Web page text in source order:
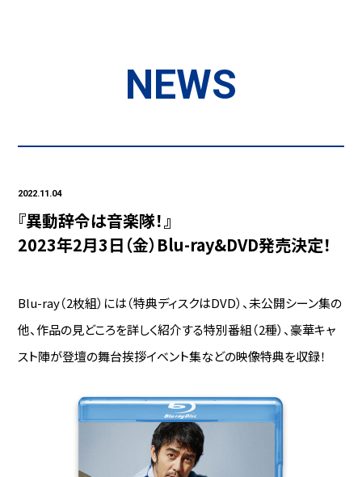
NEWS
2022.11.04
『異動辞令は音楽隊！』
2023年2月3日（金）Blu-ray&DVD発売決定！
Blu-ray（2枚組）には（特典ディスクはDVD）、未公開シーン集の
他、作品の見どころを詳しく紹介する特別番組（2種）、豪華キャ
スト陣が登壇の舞台挨拶イベント集などの映像特典を収録！